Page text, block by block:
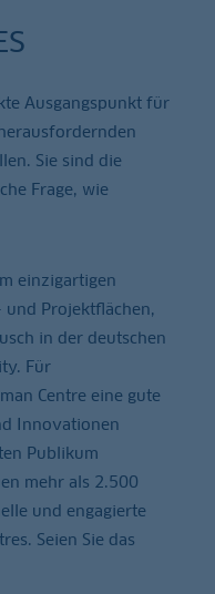
Ausgangspunkt für
Sie sind die
Frage, wie
einzigartigen
und Projektflächen,
in der deutschen
Für
Centre eine gute
Innovationen
Publikum
mehr als 2.500
und engagierte
Seien Sie das